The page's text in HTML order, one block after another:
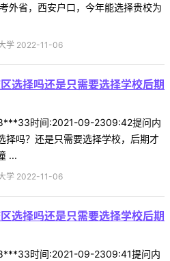
外省，西安户口，今年能选择贵校为
学 2022-11-06
选择吗还是只需要选择学校后期
时间:2021-09-2309:42提问内
择吗？还是只需要选择学校，后期才
...
学 2022-11-06
选择吗还是只需要选择学校后期
时间:2021-09-2309:41提问内